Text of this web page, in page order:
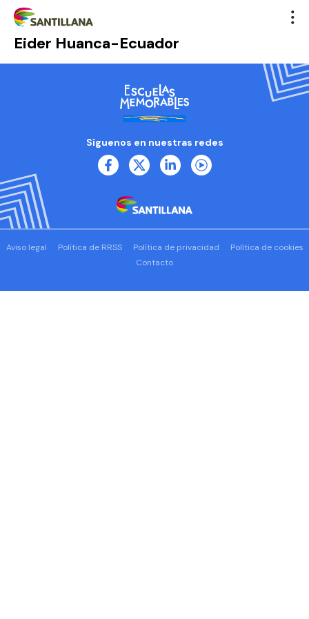
Eider Huanca-Ecuador
Síguenos en nuestras redes
Aviso legal Política de RRSS Política de privacidad
Política de cookies
Contacto